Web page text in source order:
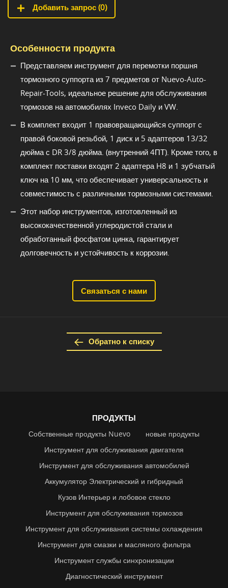
Добавить запрос (0)
Особенности продукта
Представляем инструмент для перемотки поршня
тормозного суппорта из 7 предметов от Nuevo-Auto-
Repair-Tools, идеальное решение для обслуживания
тормозов на автомобилях Inveco Daily и VW.
В комплект входит 1 правовращающийся суппорт с
правой боковой резьбой, 1 диск и 5 адаптеров 13/32
дюйма с DR 3/8 дюйма. (внутренний 4ПТ). Кроме того, в
комплект поставки входят 2 адаптера H8 и 1 зубчатый
ключ на 10 мм, что обеспечивает универсальность и
совместимость с различными тормозными системами.
Этот набор инструментов, изготовленный из
высококачественной углеродистой стали и
обработанный фосфатом цинка, гарантирует
долговечность и устойчивость к коррозии.
Связаться с нами
Обратно к списку
ПРОДУКТЫ
Собственные продукты Nuevo
новые продукты
Инструмент для обслуживания двигателя
Инструмент для обслуживания автомобилей
Аккумулятор Электрический и гибридный
Кузов Интерьер и лобовое стекло
Инструмент для обслуживания тормозов
Инструмент для обслуживания системы охлаждения
Инструмент для смазки и масляного фильтра
Инструмент службы синхронизации
Диагностический инструмент